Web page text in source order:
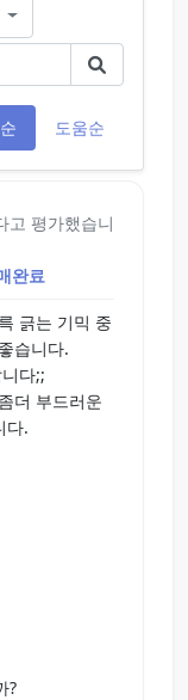
도움순
고 평가했습니
완료
긁는 기믹 중
습니다.
다;;
더 부드러운
다.
분 반으로 찢
?